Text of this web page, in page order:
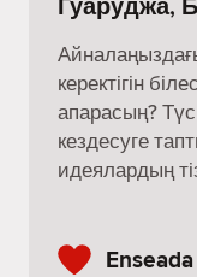
керектігін
апарасың?
кездесуге
идеялардың